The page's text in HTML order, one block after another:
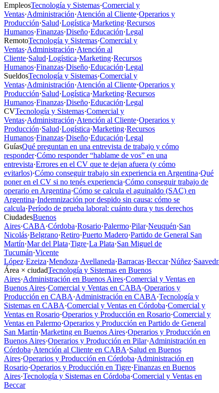
EmpleosTecnología y Sistemas·Comercial y
Ventas·Administración·Atención al Cliente·Operarios y
Producción·Salud·Logística·Marketing·Recursos
Humanos·Finanzas·Diseño·Educación·Legal
RemotoTecnología y Sistemas·Comercial y
Ventas·Administración·Atención al
Cliente·Salud·Logística·Marketing·Recursos
Humanos·Finanzas·Diseño·Educación·Legal
SueldosTecnología y Sistemas·Comercial y
Ventas·Administración·Atención al Cliente·Operarios y
Producción·Salud·Logística·Marketing·Recursos
Humanos·Finanzas·Diseño·Educación·Legal
CVTecnología y Sistemas·Comercial y
Ventas·Administración·Atención al Cliente·Operarios y
Producción·Salud·Logística·Marketing·Recursos
Humanos·Finanzas·Diseño·Educación·Legal
GuíasQué preguntan en una entrevista de trabajo y cómo
responder·Cómo responder “hablame de vos” en una
entrevista·Errores en el CV que te dejan afuera (y cómo
evitarlos)·Cómo conseguir trabajo sin experiencia en Argentina·Qué
poner en el CV si no tenés experiencia·Cómo conseguir trabajo de
operario en Argentina·Cómo se calcula el aguinaldo (SAC) en
Argentina·Indemnización por despido sin causa: cómo se
calcula·Período de prueba laboral: cuánto dura y tus derechos
CiudadesBuenos
Aires·CABA·Córdoba·Rosario·Palermo·Pilar·Neuquén·San
Nicolás·Belgrano·Retiro·Puerto Madero·Partido de General San
Martín·Mar del Plata·Tigre·La Plata·San Miguel de
Tucumán·Vicente
López·Ezeiza·Mendoza·Avellaneda·Barracas·Beccar·Núñez·
Área × ciudadTecnología y Sistemas en Buenos
Aires·Administración en Buenos Aires·Comercial y Ventas en
Buenos Aires·Comercial y Ventas en CABA·Operarios y
Producción en CABA·Administración en CABA·Tecnología y
Sistemas en CABA·Comercial y Ventas en Córdoba·Comercial y
Ventas en Rosario·Operarios y Producción en Rosario·Comercial y
Ventas en Palermo·Operarios y Producción en Partido de General
San Martín·Marketing en Buenos Aires·Operarios y Producción en
Buenos Aires·Operarios y Producción en Pilar·Administración en
Córdoba·Atención al Cliente en CABA·Salud en Buenos
Aires·Operarios y Producción en Córdoba·Administración en
Rosario·Operarios y Producción en Tigre·Finanzas en Buenos
Aires·Tecnología y Sistemas en Córdoba·Comercial y Ventas en
Beccar